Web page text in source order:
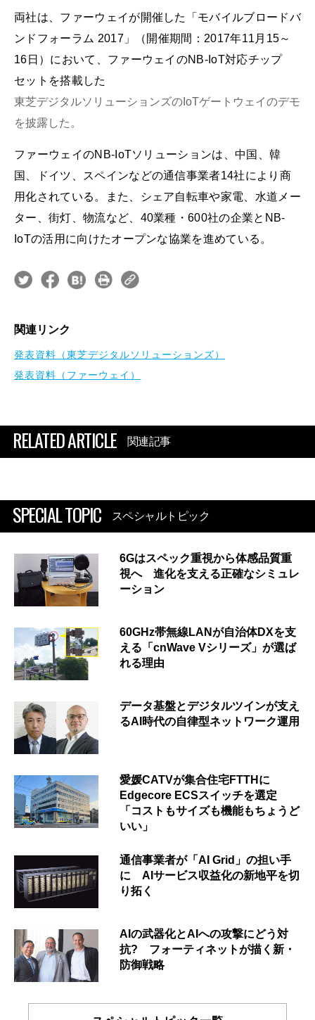
両社は、ファーウェイが開催した「モバイルブロードバ
ンドフォーラム 2017」（開催期間：2017年11月15～
16日）において、ファーウェイのNB-IoT対応チップ
セットを搭載した
東芝デジタルソリューションズのIoTゲートウェイのデモ
を披露した。
ファーウェイのNB-IoTソリューションは、中国、韓
国、ドイツ、スペインなどの通信事業者14社により商
用化されている。また、シェア自転車や家電、水道メー
ター、街灯、物流など、40業種・600社の企業とNB-
IoTの活用に向けたオープンな協業を進めている。
関連リンク
発表資料（東芝デジタルソリューションズ）
発表資料（ファーウェイ）
RELATED ARTICLE 関連記事
SPECIAL TOPIC スペシャルトピック
6Gはスペック重視から体感品質重
視へ 進化を支える正確なシミュレ
ーション
60GHz帯無線LANが自治体DXを支
える「cnWave Vシリーズ」が選ば
れる理由
データ基盤とデジタルツインが支え
るAI時代の自律型ネットワーク運用
愛媛CATVが集合住宅FTTHに
Edgecore ECSスイッチを選定
「コストもサイズも機能もちょうど
いい」
通信事業者が「AI Grid」の担い手
に AIサービス収益化の新地平を切
り拓く
AIの武器化とAIへの攻撃にどう対
抗? フォーティネットが描く新・
防御戦略